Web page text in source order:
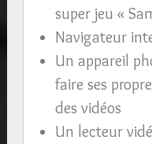
super jeu «
Navigateur
Un appareil
faire ses
des vidéos
Un lecteur